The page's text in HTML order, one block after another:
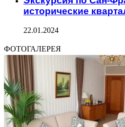
исторические
22.01.2024
ФОТОГАЛЕРЕЯ